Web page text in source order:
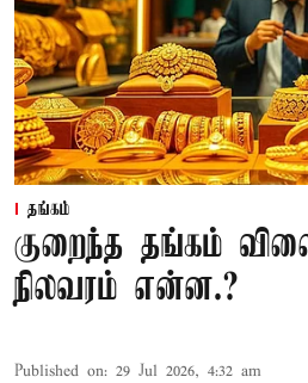
தங்கம்
குறைந்த தங்கம்
நிலவரம் என்ன.?
Published on: 29 Jul 2026, 4:32 am